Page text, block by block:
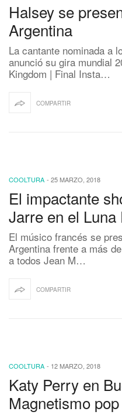
Halsey se
Argentina
La cantante nominada a
anunció su gira mundial
Kingdom | Final Insta…
COMPARTIR
COOLTURA - 25 MARZO, 2018
El impactante
Jarre en el Luna
El músico francés se
Argentina frente a más
a todos Jean M…
COMPARTIR
COOLTURA - 12 MARZO, 2018
Katy Perry en
Magnetismo